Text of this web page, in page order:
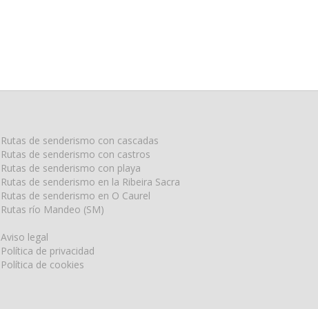
Rutas de senderismo con cascadas
Rutas de senderismo con castros
Rutas de senderismo con playa
Rutas de senderismo en la Ribeira Sacra
Rutas de senderismo en O Caurel
Rutas río Mandeo (SM)
Aviso legal
Política de privacidad
Política de cookies